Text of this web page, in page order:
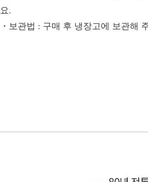
요.
・보관법 : 구매 후 냉장고에 보관해